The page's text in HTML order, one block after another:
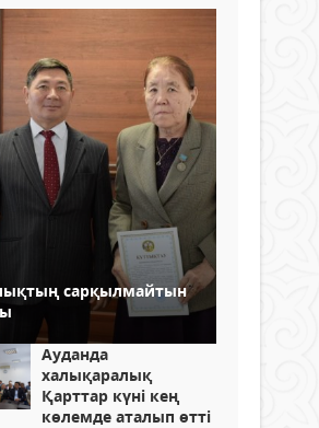
сарқылмайтын
Ауданда
халықаралық
Қарттар күні кең
көлемде аталып өтті